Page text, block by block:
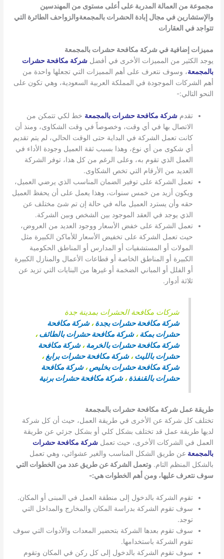
مجموعة من العمالة المدربة على أعلى مستوى من المهندسين
والإستشارين في مجال إبادة الحشرات بالمجمعةوالزواحف الطائرة التي
تتواجد في العقارات
مميزات إضافية في شركة مكافحة حشرات بالمجمعة
يوجد الكثير من المميزات الأخرى في أفضلشركة مكافحة حشرات
بالمجمعة، وسوف نتعرف على أهم المميزات التي تجعلها واحدة من
أهم الشركات الموجودة في المملكة العربية السعودية، وهي تكون على
النحو التالي:-
تقدمشركة مكافحة حشرات بالمجمعة خط لكي تتمكن من
الاتصال بها في أي وقت، وخصوصاً في وقت الشكاوى، ومنذ أن
كانت تعمل الشركة في البداية حتى الوقت الحالي، لم يتم تقديم
أي شكوى من أي نوع، وهذا بسبب ثقة العميل وجودة الأداء في
العمل الذي تقوم به، وعلى الرغم من كل هذا، توفر الشركة
العديد من الأرقام التي تخص الشكاوى.
تعمل الشركة على توفير الضمان المناسب الذي يرضي العميل،
ويكون أزيد من خمس سنوات، وهذا يعمل على أن يحفظ العميل
حقه وأن يسترد العميل ماله في حالة إن تم شئ مختلف عن
الذي يوجد في العقد الموجود بين الشخص وبين الشركة.
تعمل الشركة على خفض الأسعار ووجود العديد من العروض،
حيث تعمل الشركة على تخفيض الأسعار للأماكن الكبيرة مثل
المولات أو المستشفيات أو المدارس أو المناطق الحكومية
الكبيرة أو المناطق الخاصة أو قطاعات الأعمال والمنازل الكبيرة
أو الفلل أو المباني الضخمة أو غيرها من البنايات التي تزيد عن
ثلاثة أدوار.
شركات مكافحة الحشرات بمدينة جدة
شركة مكافحة حشرات بجدة،شركة مكافحة
حشرات بمكة،شركة مكافحة حشرات بالطائف،
شركة مكافحة حشرات بالخرمة،شركة مكافحة
حشرات بالليث،شركة مكافحة حشرات برابغ،
شركة مكافحة حشرات بخليص،شركة مكافحة
حشرات بالقنفذة،شركة مكافحة حشرات برنية
طريقة عمل شركة مكافحة حشرات بالمجمعة
تختلف كل شركة عن الأخرى في طريقة العمل، حيث أن كل شركة
لديها طريقة عمل قد تختلف بشكل كلي أو بشكل جزئي عن طريقة
العمل في الشركات الأخرى، حيث تعملشركة مكافحة حشرات
بالمجمعة عن طريق الشكل المناسب والغير عشوائي، وهي تعمل
بالشكل المنظم التام.وتعمل الشركة عن طريق عدد من الخطوات التي
سوف نتعرف عليها، ومن أهم الخطوات هي:-
تقوم الشركة بالدخول إلى منطقة العمل في المبنى أو المكان.
سوف تقوم الشركة بدراسة المكان والمخارج والمداخل التي
توجد.
سوف تقوم بعدها الشركة بتحضير المعدات والأدوات التي سوف
تقوم الشركة باستخدامها.
سوف تقوم الشركة بالدخول إلى كل ركن في المكان وتقوم